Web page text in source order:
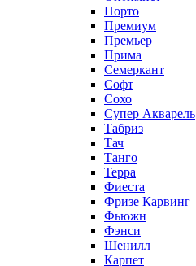
Порто
Премиум
Премьер
Прима
Семеркант
Софт
Сохо
Супер Акварель
Табриз
Тач
Танго
Терра
Фиеста
Фризе Карвинг
Фьюжн
Фэнси
Шенилл
Карпет